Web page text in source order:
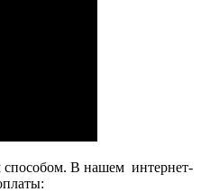
В нашем интернет-